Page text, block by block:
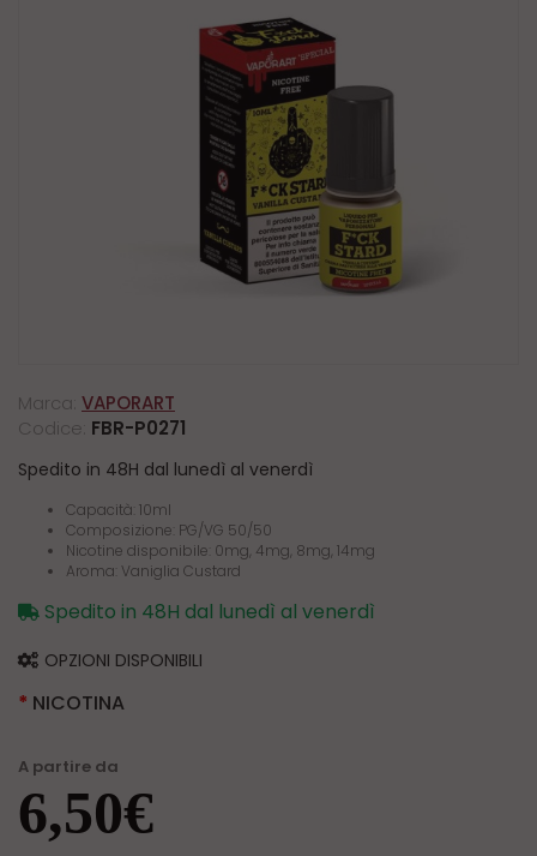
Marca: VAPORART
Codice: FBR-P0271
Spedito in 48H dal lunedì al venerdì
Capacità: 10ml
Composizione: PG/VG 50/50
Nicotine disponibile: 0mg, 4mg, 8mg, 14mg
Aroma: Vaniglia Custard
Spedito in 48H dal lunedì al venerdì
OPZIONI DISPONIBILI
NICOTINA
A partire da
6,50€